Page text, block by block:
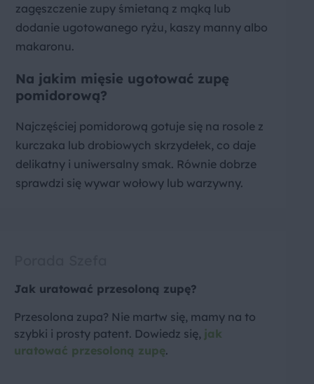
zagęszczenie zupy śmietaną z mąką lub
dodanie ugotowanego ryżu, kaszy manny albo
makaronu.
Na jakim mięsie ugotować zupę
pomidorową?
Najczęściej pomidorową gotuje się na rosole z
kurczaka lub drobiowych skrzydełek, co daje
delikatny i uniwersalny smak. Równie dobrze
sprawdzi się wywar wołowy lub warzywny.
Jak uratować przesoloną zupę?
Przesolona zupa? Nie martw się, mamy na to
szybki i prosty patent. Dowiedz się, jak
uratować przesoloną zupę.